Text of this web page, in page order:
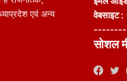
एवं अन्य
वेबसाइट :
सोशल